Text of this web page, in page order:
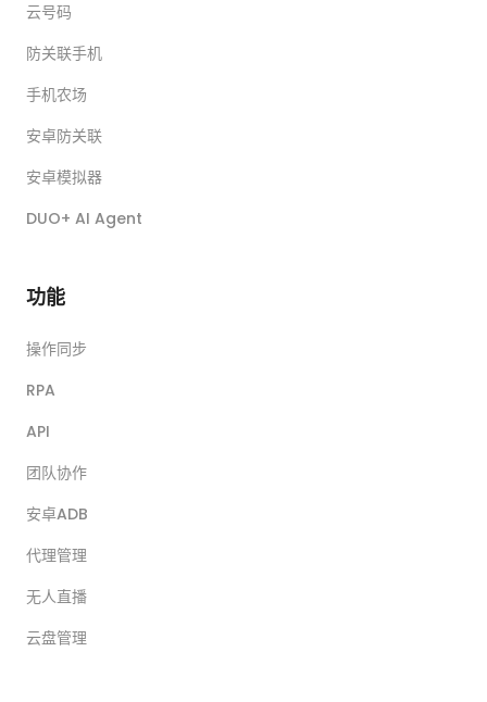
云号码
防关联手机
手机农场
安卓防关联
安卓模拟器
DUO+ AI Agent
功能
操作同步
RPA
API
团队协作
安卓ADB
代理管理
无人直播
云盘管理